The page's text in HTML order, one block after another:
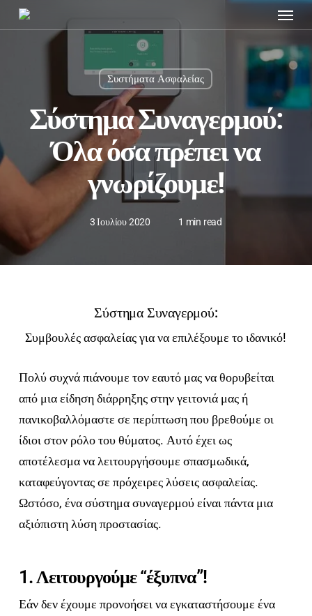
Skip
Menu
Συστήματα Ασφαλείας
Σύστημα Συναγερμού:
Όλα όσα πρέπει να
γνωρίζουμε!
3 Ιουλίου 2020 1 min read
Σύστημα Συναγερμού:
Συμβουλές ασφαλείας για να επιλέξουμε το ιδανικό!
Πολύ συχνά πιάνουμε τον εαυτό μας να θορυβείται
από μια είδηση διάρρηξης στην γειτονιά μας ή
πανικοβαλλόμαστε σε περίπτωση που βρεθούμε οι
ίδιοι στον ρόλο του θύματος. Αυτό έχει ως
αποτέλεσμα να λειτουργήσουμε σπασμωδικά,
καταφεύγοντας σε πρόχειρες λύσεις ασφαλείας.
Ωστόσο, ένα σύστημα συναγερμού είναι πάντα μια
αξιόπιστη λύση προστασίας.
1. Λειτουργούμε “έξυπνα”!
Εάν δεν έχουμε προνοήσει να εγκαταστήσουμε ένα